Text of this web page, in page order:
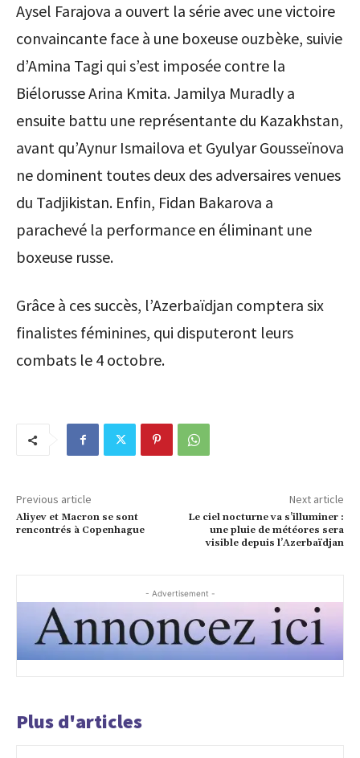
Aysel Farajova a ouvert la série avec une victoire
convaincante face à une boxeuse ouzbèke, suivie
d’Amina Tagi qui s’est imposée contre la
Biélorusse Arina Kmita. Jamilya Muradly a
ensuite battu une représentante du Kazakhstan,
avant qu’Aynur Ismailova et Gyulyar Gousseïnova
ne dominent toutes deux des adversaires venues
du Tadjikistan. Enfin, Fidan Bakarova a
parachevé la performance en éliminant une
boxeuse russe.
Grâce à ces succès, l’Azerbaïdjan comptera six
finalistes féminines, qui disputeront leurs
combats le 4 octobre.
Previous article
Aliyev et Macron se sont
rencontrés à Copenhague
Next article
Le ciel nocturne va s’illuminer :
une pluie de météores sera
visible depuis l’Azerbaïdjan
- Advertisement -
Plus d'articles